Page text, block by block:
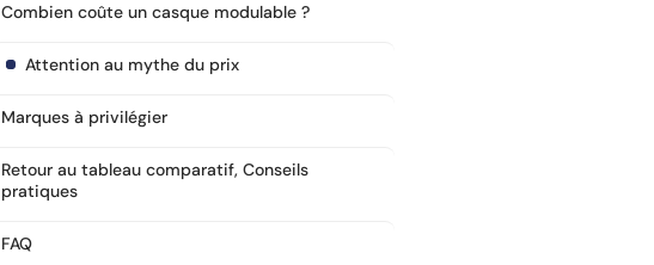
Combien coûte un casque modulable ?
Attention au mythe du prix
Marques à privilégier
Retour au tableau comparatif, Conseils
pratiques
FAQ